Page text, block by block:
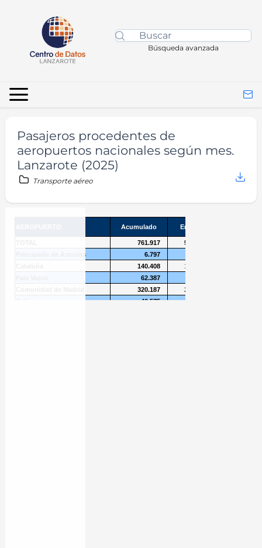
Búsqueda avanzada
Pasajeros procedentes de
aeropuertos nacionales según mes.
Lanzarote (2025)
Transporte aéreo